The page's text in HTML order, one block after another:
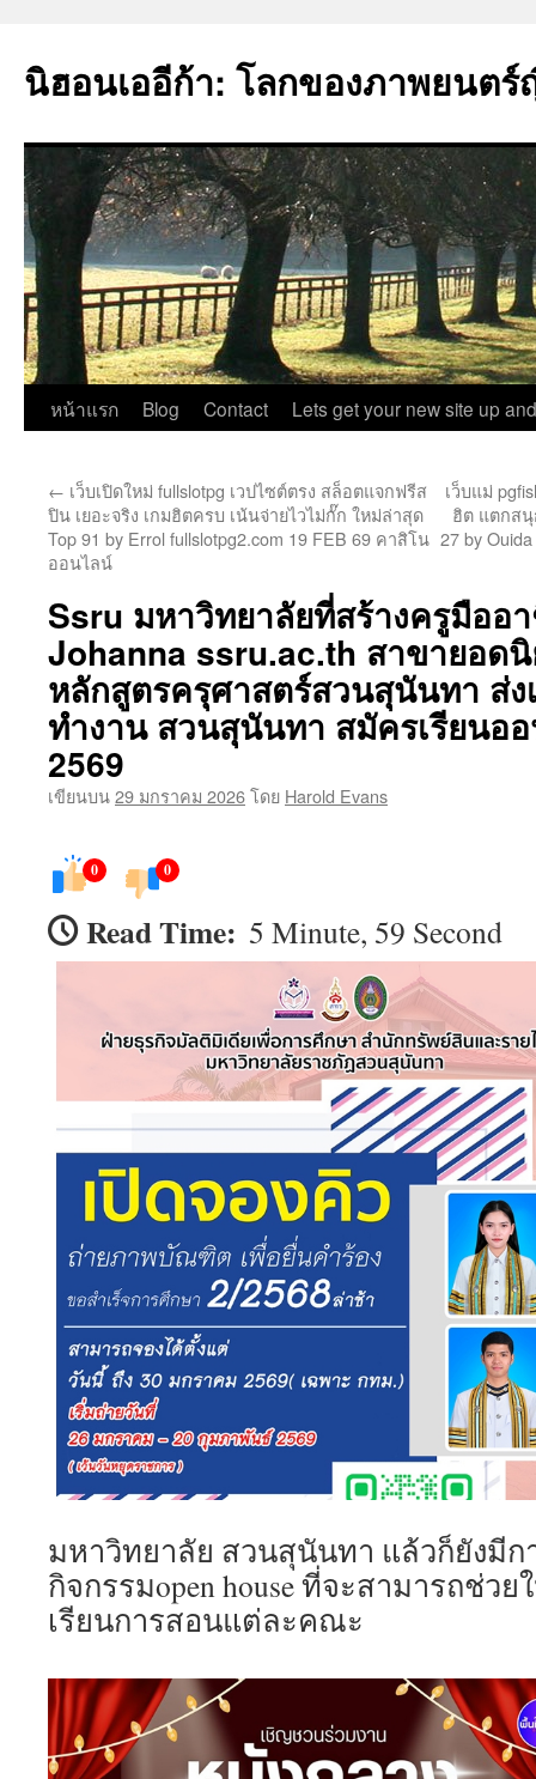
นิฮอนเออีก้า: โลกของภาพยนต
ข้าม
ยัง
เนื้อหา
หน้าแรก Blog Contact Lets get your new site up
← เว็บเปิดใหม่ fullslotpg เวปไซต์ตรง สล็อตแจกฟรีส
ปิน เยอะจริง เกมฮิตครบ เน้นจ่ายไวไม่กั๊ก ใหม่ล่าสุด
Top 91 by Errol fullslotpg2.com 19 FEB 69 คาสิโน
ออนไลน์
เว็บแม่
ฮิต แตกส
27 by
Ssru มหาวิทยาลัยที่สร้างครูมืออ
Johanna ssru.ac.th สาขายอด
หลักสูตรครุศาสตร์สวนสุนันทา ส่ง
ทำงาน สวนสุนันทา สมัครเรียนอ
2569
เขียนบน29 มกราคม 2026โดย Harold Evans
0 0
Read Time: 5 Minute, 59 Second
มหาวิทยาลัย สวนสุนันทา แล้วก็ยังมีก
กิจกรรมopen house ที่จะสามารถช่วย
เรียนการสอนแต่ละคณะ